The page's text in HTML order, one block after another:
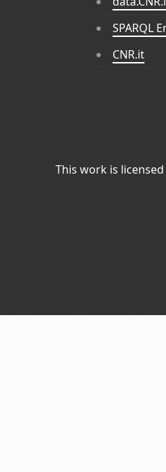
SPARQL
CNR.it
This work is